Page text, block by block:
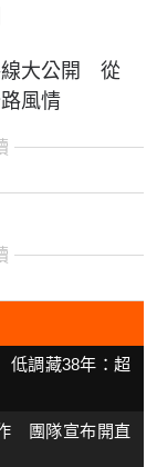
線大公開 從
風情
低調藏38年：超
團隊宣布開直